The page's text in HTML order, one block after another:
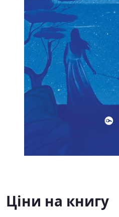
Ціни на книгу